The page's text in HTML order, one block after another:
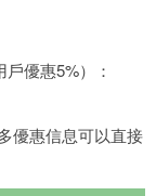
優惠5%）：
優惠信息可以直接